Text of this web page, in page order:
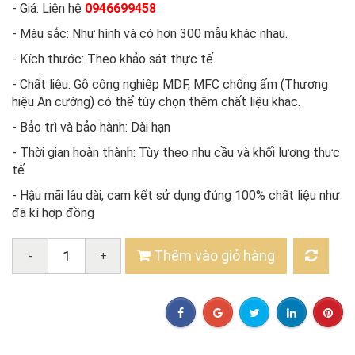
- Giá: Liên hệ 0946699458
- Màu sắc: Như hình và có hơn 300 mẫu khác nhau.
- Kích thước: Theo khảo sát thực tế
- Chất liệu: Gỗ công nghiệp MDF, MFC chống ẩm (Thương
hiệu An cường) có thể tùy chọn thêm chất liệu khác.
- Bảo trì và bảo hành: Dài hạn
- Thời gian hoàn thành: Tùy theo nhu cầu và khối lượng thực
tế
- Hậu mãi lâu dài, cam kết sử dụng đúng 100% chất liệu như
đã kí hợp đồng
- + Thêm vào giỏ hàng